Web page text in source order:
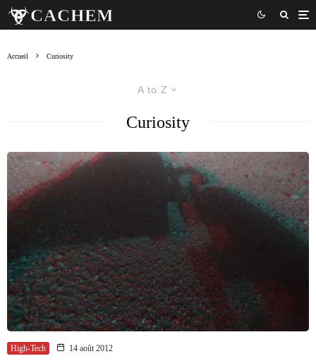
Accueil Curiosity
A to Z
Curiosity
High-Tech 14 août 2012